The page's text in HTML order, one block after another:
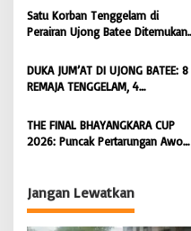
p
o
s
Masyarakat |
BONGKAR’Perkara.com
Satu Korban Tenggelam di
Perairan Ujong Batee Ditemukan,
Pencarian Satu Korban Lain |
BONGKAR ‘Perkara.com
DUKA JUM’AT DI UJONG BATEE: 8
REMAJA TENGGELAM, 4
DICARI | BONGKAR ‘Perkara.com
THE FINAL BHAYANGKARA CUP
2026: Puncak Pertarungan Awon
Mengguncang Stadion Widya
Manggala Krida
Jangan Lewatkan